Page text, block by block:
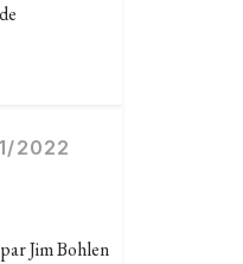
2022
Jim Bohlen